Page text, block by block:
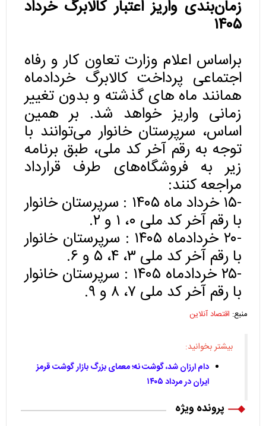
زمان‌بندی واریز اعتبار کالابرگ خرداد
۱۴۰۵
براساس اعلام وزارت تعاون کار و رفاه
اجتماعی پرداخت کالابرگ خردادماه
همانند ماه های گذشته و بدون تغییر
زمانی واریز خواهد شد. بر همین
اساس، سرپرستان خانوار می‌توانند با
توجه به رقم آخر کد ملی، طبق برنامه
زیر به فروشگاه‌های طرف قرارداد
مراجعه کنند:
-۱۵ خرداد ماه ۱۴۰۵ : سرپرستان خانوار
با رقم آخر کد ملی ۰، ۱ و ۲.
-۲۰ خردادماه ۱۴۰۵ : سرپرستان خانوار
با رقم آخر کد ملی ۳، ۴، ۵ و ۶.
-۲۵ خردادماه ۱۴۰۵ : سرپرستان خانوار
با رقم آخر کد ملی ۷، ۸ و ۹.
منبع: اقتصاد آنلاین
بیشتر بخوانید:
دام ارزان شد، گوشت نه؛ معمای بزرگ بازار گوشت قرمز
ایران در مرداد ۱۴۰۵
پرونده ویژه